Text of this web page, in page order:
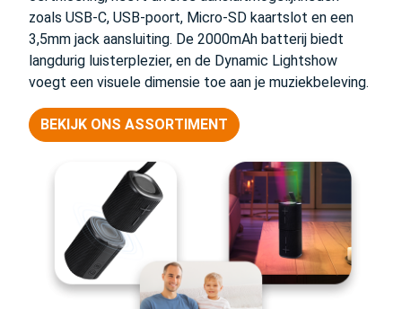
zoals USB-C, USB-poort, Micro-SD kaartslot en een
3,5mm jack aansluiting. De 2000mAh batterij biedt
langdurig luisterplezier, en de Dynamic Lightshow
voegt een visuele dimensie toe aan je muziekbeleving.
BEKIJK ONS ASSORTIMENT